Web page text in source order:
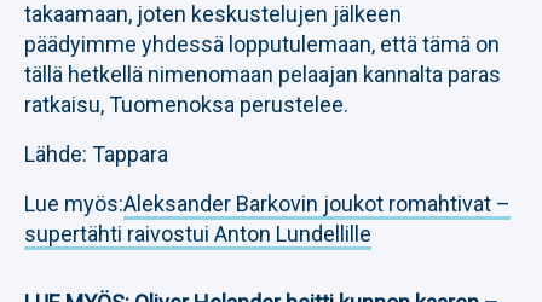
takaamaan, joten keskustelujen jälkeen
päädyimme yhdessä lopputulemaan, että tämä on
tällä hetkellä nimenomaan pelaajan kannalta paras
ratkaisu, Tuomenoksa perustelee.
Lähde: Tappara
Lue myös:Aleksander Barkovin joukot romahtivat –
supertähti raivostui Anton Lundellille